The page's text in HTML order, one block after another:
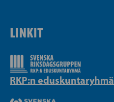
LINKIT
RKP:n eduskuntaryhmä